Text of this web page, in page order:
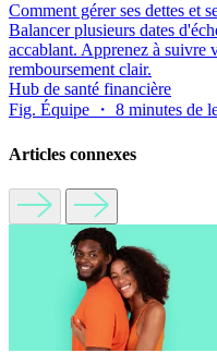
Comment gérer ses dettes et
Balancer plusieurs dates
accablant. Apprenez à suivre
remboursement clair.
Hub de santé financière
Fig. Équipe ・ 8 minutes de
Articles connexes